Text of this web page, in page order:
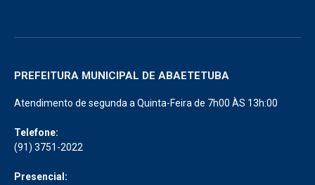
PREFEITURA MUNICIPAL DE ABAETETUBA
Atendimento de segunda a Quinta-Feira de 7h00 ÀS 13h:00
Telefone:
(91) 3751-2022
Presencial: